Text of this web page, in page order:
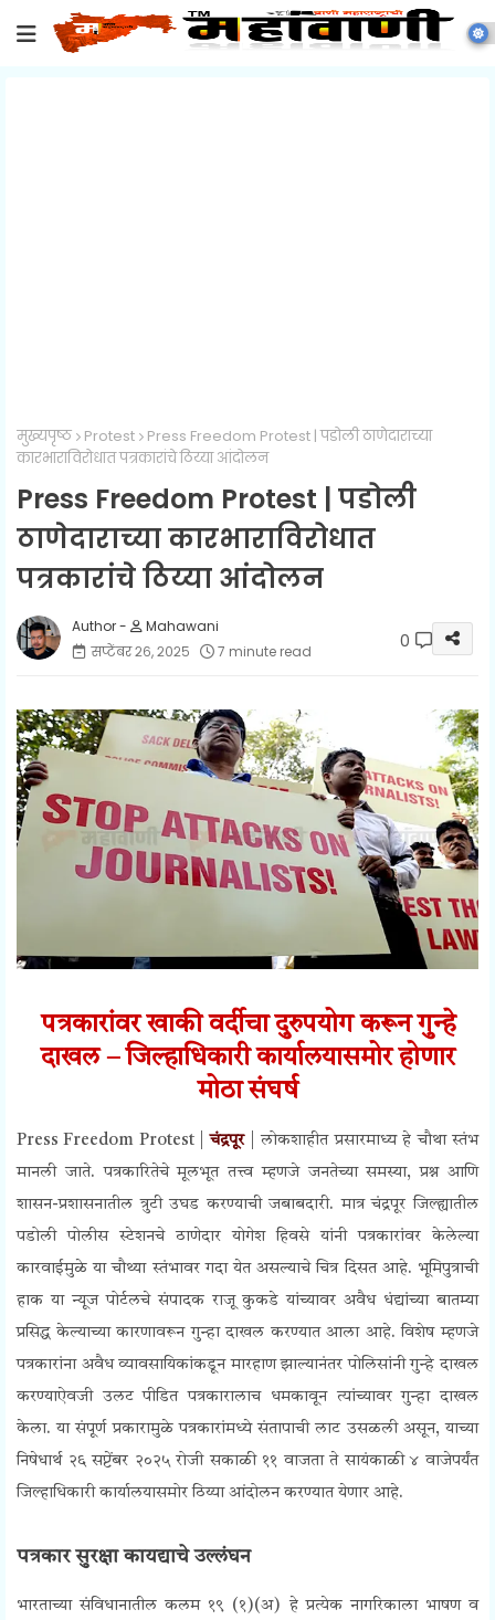
मुख्यपृष्ठ Protest
Press Freedom Protest | पडोली ठाणेदाराच्या
कारभाराविरोधात पत्रकारांचे ठिय्या आंदोलन
Press Freedom Protest | पडोली
ठाणेदाराच्या कारभाराविरोधात
पत्रकारांचे ठिय्या आंदोलन
Mahawani
सप्टेंबर २६, २०२५
7 minute read 0
पत्रकारांवर खाकी वर्दीचा दुरुपयोग करून गुन्हे
दाखल – जिल्हाधिकारी कार्यालयासमोर होणार
मोठा संघर्ष
Press Freedom Protest |चंद्रपूर| लोकशाहीत प्रसारमाध्य हे चौथा स्तंभ
मानली जाते. पत्रकारितेचे मूलभूत तत्त्व म्हणजे जनतेच्या समस्या, प्रश्न आणि
शासन-प्रशासनातील त्रुटी उघड करण्याची जबाबदारी. मात्र चंद्रपूर जिल्ह्यातील
पडोली पोलीस स्टेशनचे ठाणेदार योगेश हिवसे यांनी पत्रकारांवर केलेल्या
कारवाईमुळे या चौथ्या स्तंभावर गदा येत असल्याचे चित्र दिसत आहे. भूमिपुत्राची
हाक या न्यूज पोर्टलचे संपादक राजू कुकडे यांच्यावर अवैध धंद्यांच्या बातम्या
प्रसिद्ध केल्याच्या कारणावरून गुन्हा दाखल करण्यात आला आहे. विशेष म्हणजे
पत्रकारांना अवैध व्यावसायिकांकडून मारहाण झाल्यानंतर पोलिसांनी गुन्हे दाखल
करण्याऐवजी उलट पीडित पत्रकारालाच धमकावून त्यांच्यावर गुन्हा दाखल
केला. या संपूर्ण प्रकारामुळे पत्रकारांमध्ये संतापाची लाट उसळली असून, याच्या
निषेधार्थ २६ सप्टेंबर २०२५ रोजी सकाळी ११ वाजता ते सायंकाळी ४ वाजेपर्यंत
जिल्हाधिकारी कार्यालयासमोर ठिय्या आंदोलन करण्यात येणार आहे.
पत्रकार सुरक्षा कायद्याचे उल्लंघन
भारताच्या संविधानातील कलम १९ (१)(अ) हे प्रत्येक नागरिकाला भाषण व